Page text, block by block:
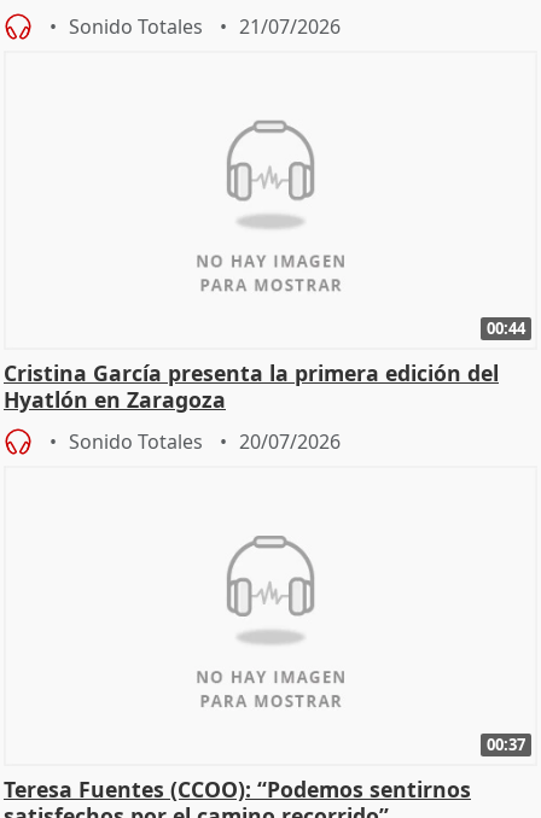
Sonido Totales 21/07/2026
00:44
Cristina García presenta la primera edición del
Hyatlón en Zaragoza
Sonido Totales 20/07/2026
00:37
Teresa Fuentes (CCOO): “Podemos sentirnos